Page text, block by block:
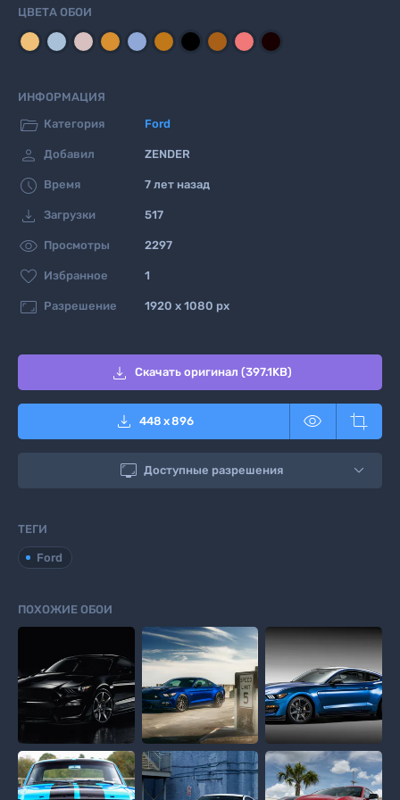
ЦВЕТА ОБОИ
ИНФОРМАЦИЯ
 Категория Ford
 Добавил ZENDER
 Время 7 лет назад
 Загрузки 517
 Просмотры 2297
 Избранное 1
 Разрешение 1920 x 1080 px
 Скачать оригинал (397.1KB)
 448 x896  
 Доступные разрешения
ТЕГИ
Ford
ПОХОЖИЕ ОБОИ